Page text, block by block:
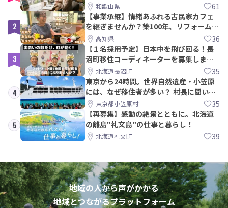
和歌山県 61
2
【事業承継】情緒あふれる古民家カフェ
を継ぎませんか？築100年、リフォームか
ら約10年！
高知県 36
3
【１名採用予定】日本中を飛び回る！長
沼町移住コーディネーターを募集しま
す！北海道長沼町 35
4
東京から24時間。世界自然遺産・小笠原
には、なぜ移住者が多い？ 村長に聞いて
みた東京都小笠原村 35
5
【再募集】感動の絶景とともに。北海道
の離島"礼文島"の仕事と暮らし！
北海道礼文町 39
地域の人から声がかかる
地域とつながるプラットフォーム